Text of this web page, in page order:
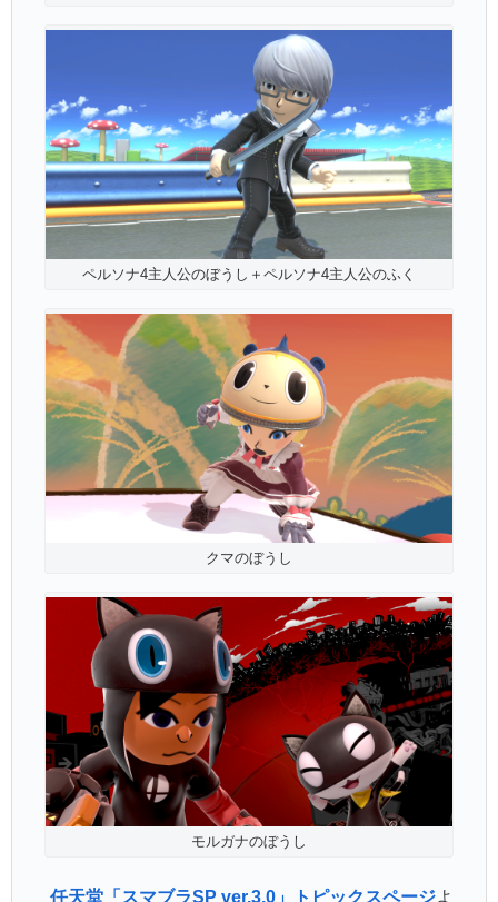
ペルソナ4主人公のぼうし＋ペルソナ4主人公のふく
クマのぼうし
モルガナのぼうし
任天堂「スマブラSP ver.3.0」トピックスページよ